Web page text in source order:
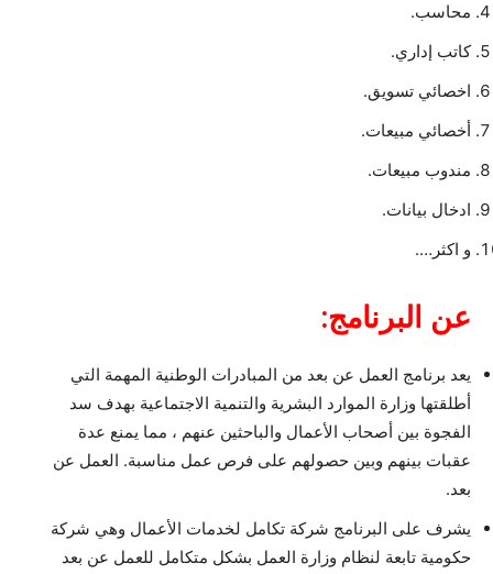
محاسب.
كاتب إداري.
اخصائي تسويق.
أخصائي مبيعات.
مندوب مبيعات.
ادخال بيانات.
و اكثر….
عن البرنامج:
يعد برنامج العمل عن بعد من المبادرات الوطنية المهمة التي
أطلقتها وزارة الموارد البشرية والتنمية الاجتماعية بهدف سد
الفجوة بين أصحاب الأعمال والباحثين عنهم ، مما يمنع عدة
عقبات بينهم وبين حصولهم على فرص عمل مناسبة. العمل عن
بعد.
يشرف على البرنامج شركة تكامل لخدمات الأعمال وهي شركة
حكومية تابعة لنظام وزارة العمل بشكل متكامل للعمل عن بعد